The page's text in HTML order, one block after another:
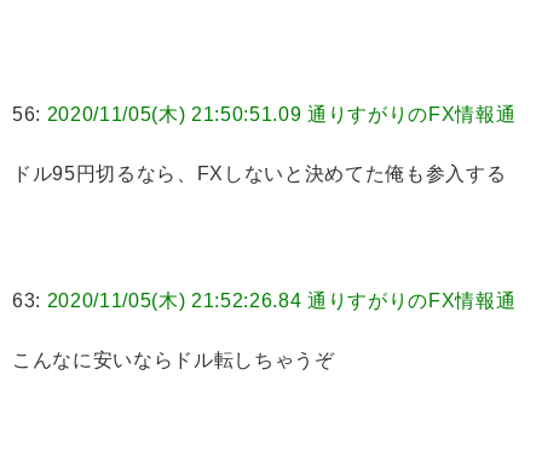
56: 2020/11/05(木) 21:50:51.09 通りすがりのFX情報通
ドル95円切るなら、FXしないと決めてた俺も参入する
63: 2020/11/05(木) 21:52:26.84 通りすがりのFX情報通
こんなに安いならドル転しちゃうぞ